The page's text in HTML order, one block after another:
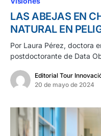
LAS ABEJAS EN
NATURAL EN
Por Laura Pérez, doctora
postdoctorante de Data
Editorial Tour
20 de mayo de 2024